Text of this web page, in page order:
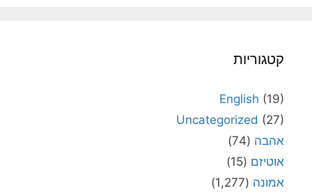
קטגוריות
English (19)
Uncategorized (27)
אהבה (74)
אוטיזם (15)
אמונה (1,277)